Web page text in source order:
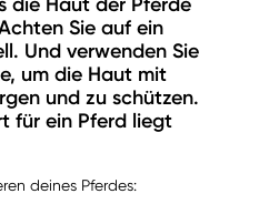
die Haut der Pferde
Sie auf ein
Und verwenden Sie
um die Haut mit
und zu schützen.
für ein Pferd liegt
deines Pferdes: